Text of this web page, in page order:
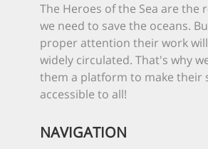
The Heroes of the Sea are the
we need to save the oceans.
proper attention their work
widely circulated. That's why
them a platform to make their
accessible to all!
NAVIGATION